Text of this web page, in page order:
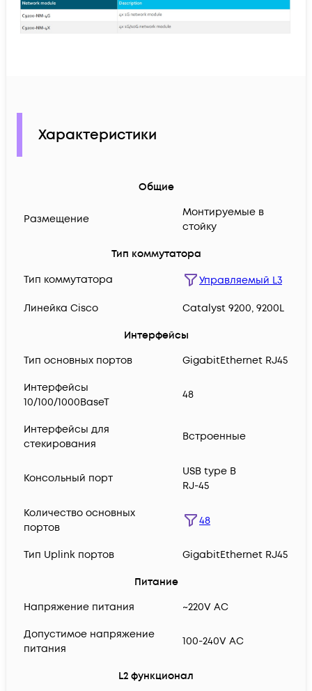
Характеристики
Общие
Размещение
Монтируемые в
стойку
Тип коммутатора
Тип коммутатора
Управляемый L3
Линейка Cisco Catalyst 9200, 9200L
Интерфейсы
Тип основных портов
GigabitEthernet RJ45
Интерфейсы
10/100/1000BaseT
48
Интерфейсы для
стекирования
Встроенные
Консольный порт
USB type B
RJ-45
Количество основных
портов
48
Тип Uplink портов GigabitEthernet RJ45
Питание
Напряжение питания
~220V AC
Допустимое напряжение
питания
100-240V AC
L2 функционал